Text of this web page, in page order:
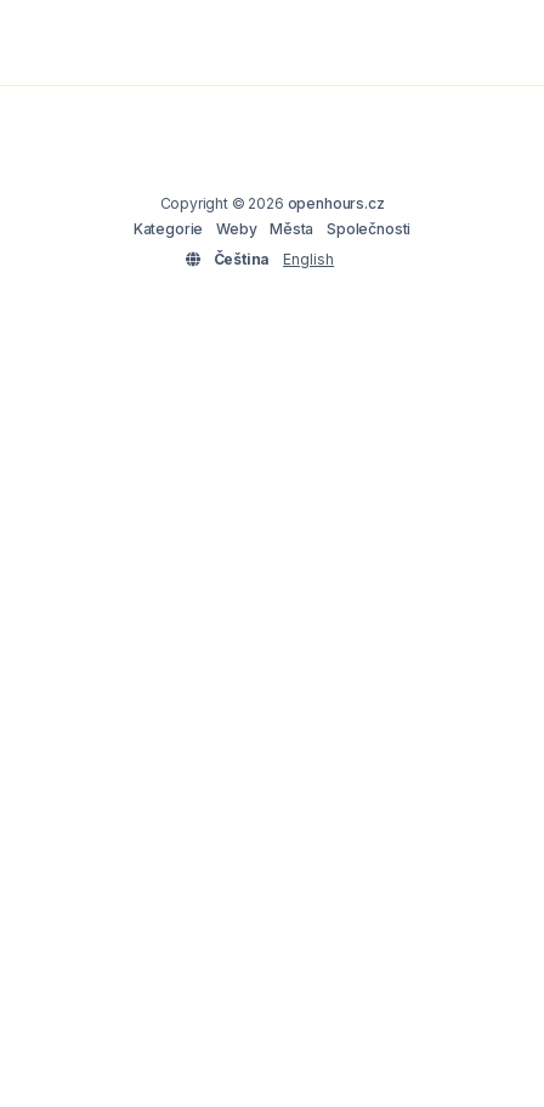
Copyright © 2026 openhours.cz
Kategorie
Weby Města
Společnosti
Čeština
English